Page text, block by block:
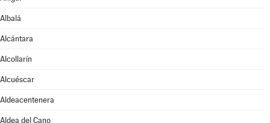
Albalá
Alcántara
Alcollarín
Alcuéscar
Aldeacentenera
Aldea del Cano